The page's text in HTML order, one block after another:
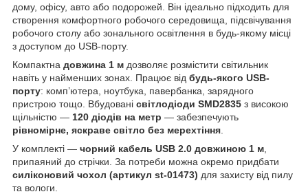
дому, офісу, авто або подорожей. Він ідеально підходить для
створення комфортного робочого середовища, підсвічування
робочого столу або зонального освітлення в будь-якому місці
з доступом до USB-порту.
Компактна довжина 1 м дозволяє розмістити світильник
навіть у найменших зонах. Працює від будь-якого USB-
порту: комп’ютера, ноутбука, павербанка, зарядного
пристрою тощо. Вбудовані світлодіоди SMD2835 з високою
щільністю — 120 діодів на метр — забезпечують
рівномірне, яскраве світло без мерехтіння
У комплекті — чорний кабель USB 2.0 довжиною 1 м
припаяний до стрічки. За потреби можна окремо придбати
силіконовий чохол (артикул st-01473) для захисту від пилу
та вологи.